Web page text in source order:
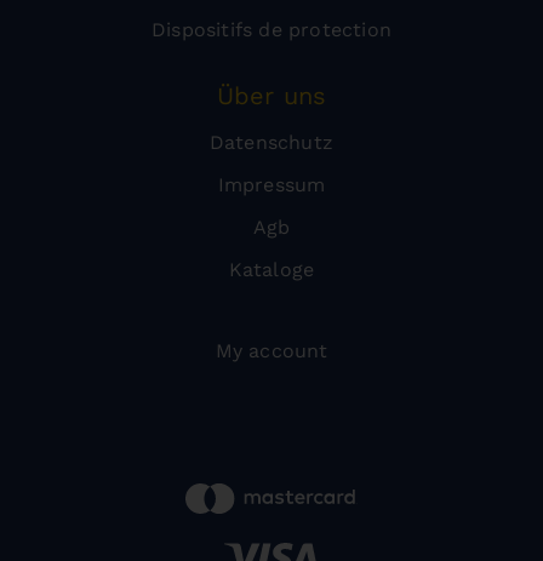
Dispositifs de protection
Über uns
Datenschutz
Impressum
Agb
Kataloge
My account